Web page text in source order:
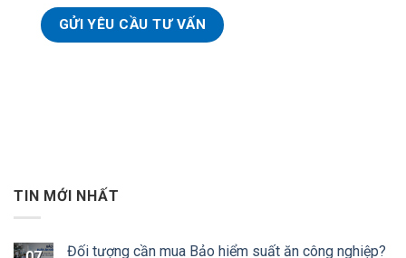
TIN MỚI NHẤT
Đối tượng cần mua Bảo hiểm suất ăn công nghiệp?